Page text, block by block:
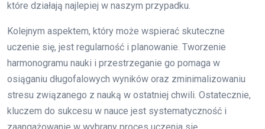
które działają najlepiej w naszym przypadku.
Kolejnym aspektem, który może wspierać skuteczne
uczenie się, jest regularność i planowanie. Tworzenie
harmonogramu nauki i przestrzeganie go pomaga w
osiąganiu długofalowych wyników oraz zminimalizowaniu
stresu związanego z nauką w ostatniej chwili. Ostatecznie,
kluczem do sukcesu w nauce jest systematyczność i